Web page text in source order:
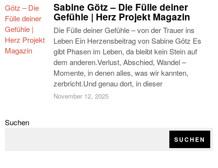
Sabine Götz – Die Fülle deiner
Gefühle | Herz Projekt Magazin
Die Fülle deiner Gefühle – von der Trauer ins
Leben Ein Herzensbeitrag von Sabine Götz Es
gibt Phasen im Leben, da bleibt kein Stein auf
dem anderen.Verlust, Abschied, Wandel –
Momente, in denen alles, was wir kannten,
zerbricht.Und genau dort, in dieser
November 12, 2025
Suchen
SUCHEN